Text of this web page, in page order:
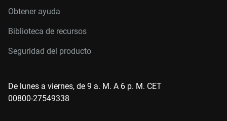
Obtener ayuda
Biblioteca de recursos
Seguridad del producto
De lunes a viernes, de 9 a. M. A 6 p. M. CET
00800-27549338